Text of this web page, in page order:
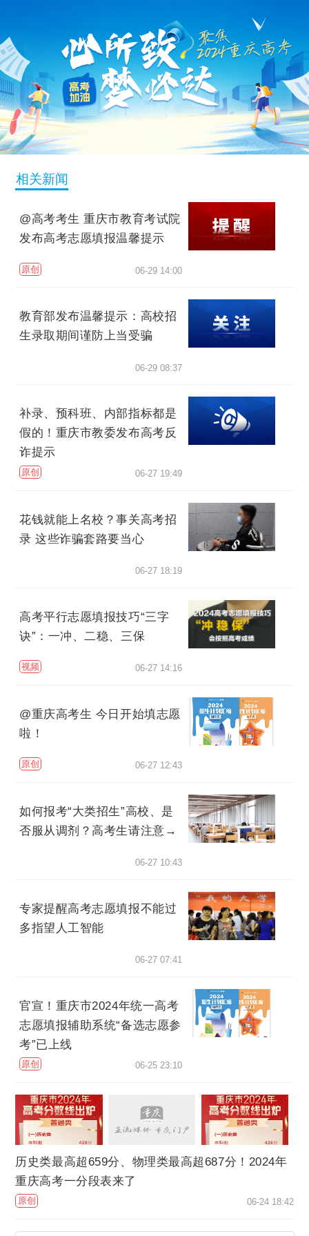
相关新闻
@高考考生 重庆市教育考试院
发布高考志愿填报温馨提示
原创 06-29 14:00
教育部发布温馨提示：高校招
生录取期间谨防上当受骗
06-29 08:37
补录、预科班、内部指标都是
假的！重庆市教委发布高考反
诈提示
原创 06-27 19:49
花钱就能上名校？事关高考招
录 这些诈骗套路要当心
06-27 18:19
高考平行志愿填报技巧“三字
诀”：一冲、二稳、三保
视频 06-27 14:16
@重庆高考生 今日开始填志愿
啦！
原创 06-27 12:43
如何报考“大类招生”高校、是
否服从调剂？高考生请注意→
06-27 10:43
专家提醒高考志愿填报不能过
多指望人工智能
06-27 07:41
官宣！重庆市2024年统一高考
志愿填报辅助系统“备选志愿参
考”已上线
原创 06-25 23:10
历史类最高超659分、物理类最高超687分！2024年
重庆高考一分段表来了
原创 06-24 18:42